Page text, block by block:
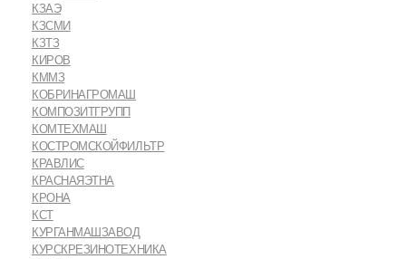
КЗАЭ
КЗСМИ
КЗТЗ
КИРОВ
КММЗ
КОБРИНАГРОМАШ
КОМПОЗИТГРУПП
КОМТЕХМАШ
КОСТРОМСКОЙФИЛЬТР
КРАВЛИС
КРАСНАЯЭТНА
КРОНА
КСТ
КУРГАНМАШЗАВОД
КУРСКРЕЗИНОТЕХНИКА